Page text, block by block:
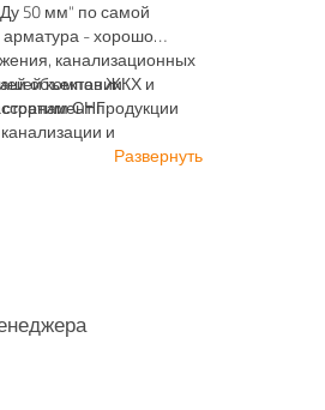
Ду 50 мм" по самой
- хорошо
канализационных
объектов ЖКХ и
продукции
и
компании
СНГ.
Развернуть